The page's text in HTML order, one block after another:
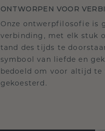
ONTWORPEN VOOR
Onze ontwerpfilosofie is
verbinding, met elk stuk
tand des tijds te
symbool van liefde en
bedoeld om voor altijd te
gekoesterd.